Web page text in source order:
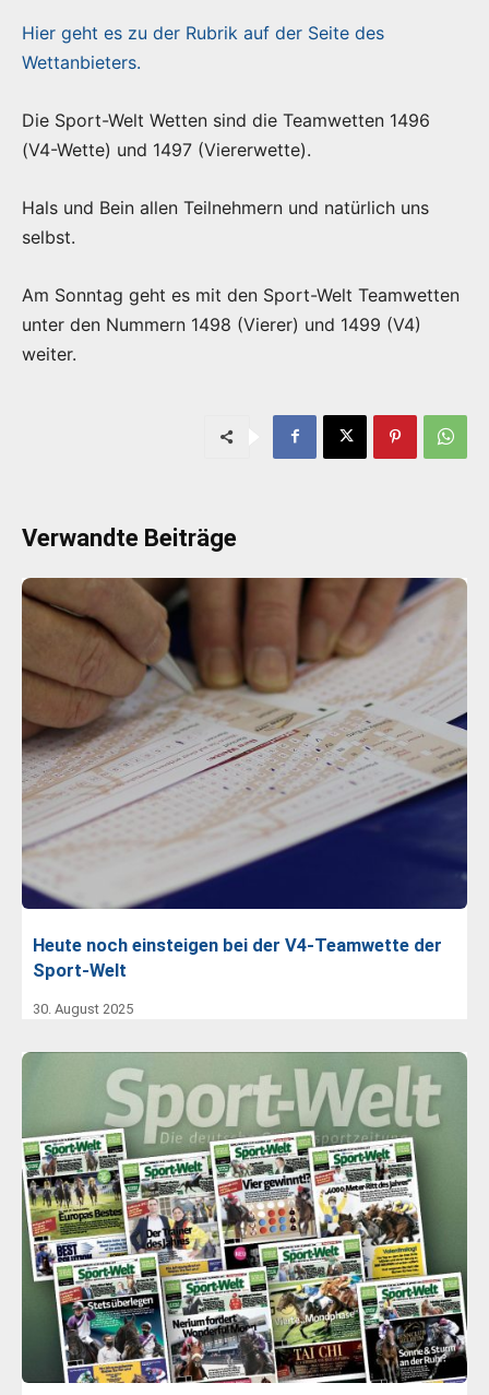
Hier geht es zu der Rubrik auf der Seite des
Wettanbieters.
Die Sport-Welt Wetten sind die Teamwetten 1496
(V4-Wette) und 1497 (Viererwette).
Hals und Bein allen Teilnehmern und natürlich uns
selbst.
Am Sonntag geht es mit den Sport-Welt Teamwetten
unter den Nummern 1498 (Vierer) und 1499 (V4)
weiter.
Verwandte Beiträge
Heute noch einsteigen bei der V4-Teamwette der
Sport-Welt
30. August 2025